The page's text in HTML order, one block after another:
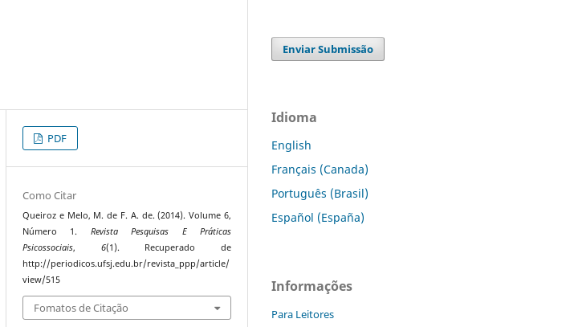
PDF
Como Citar
Queiroz e Melo, M. de F. A. de. (2014). Volume 6,
Número 1. Revista Pesquisas E Práticas
Psicossociais, 6(1). Recuperado de
http://periodicos.ufsj.edu.br/revista_ppp/article/
view/515
Fomatos de Citação
Enviar Submissão
Idioma
English
Français (Canada)
Português (Brasil)
Español (España)
Informações
Para Leitores